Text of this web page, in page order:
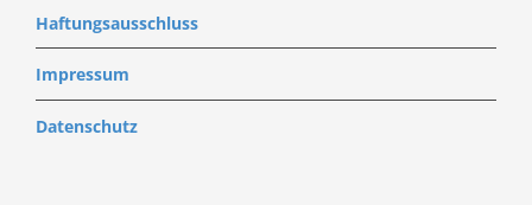
Haftungsausschluss
Impressum
Datenschutz